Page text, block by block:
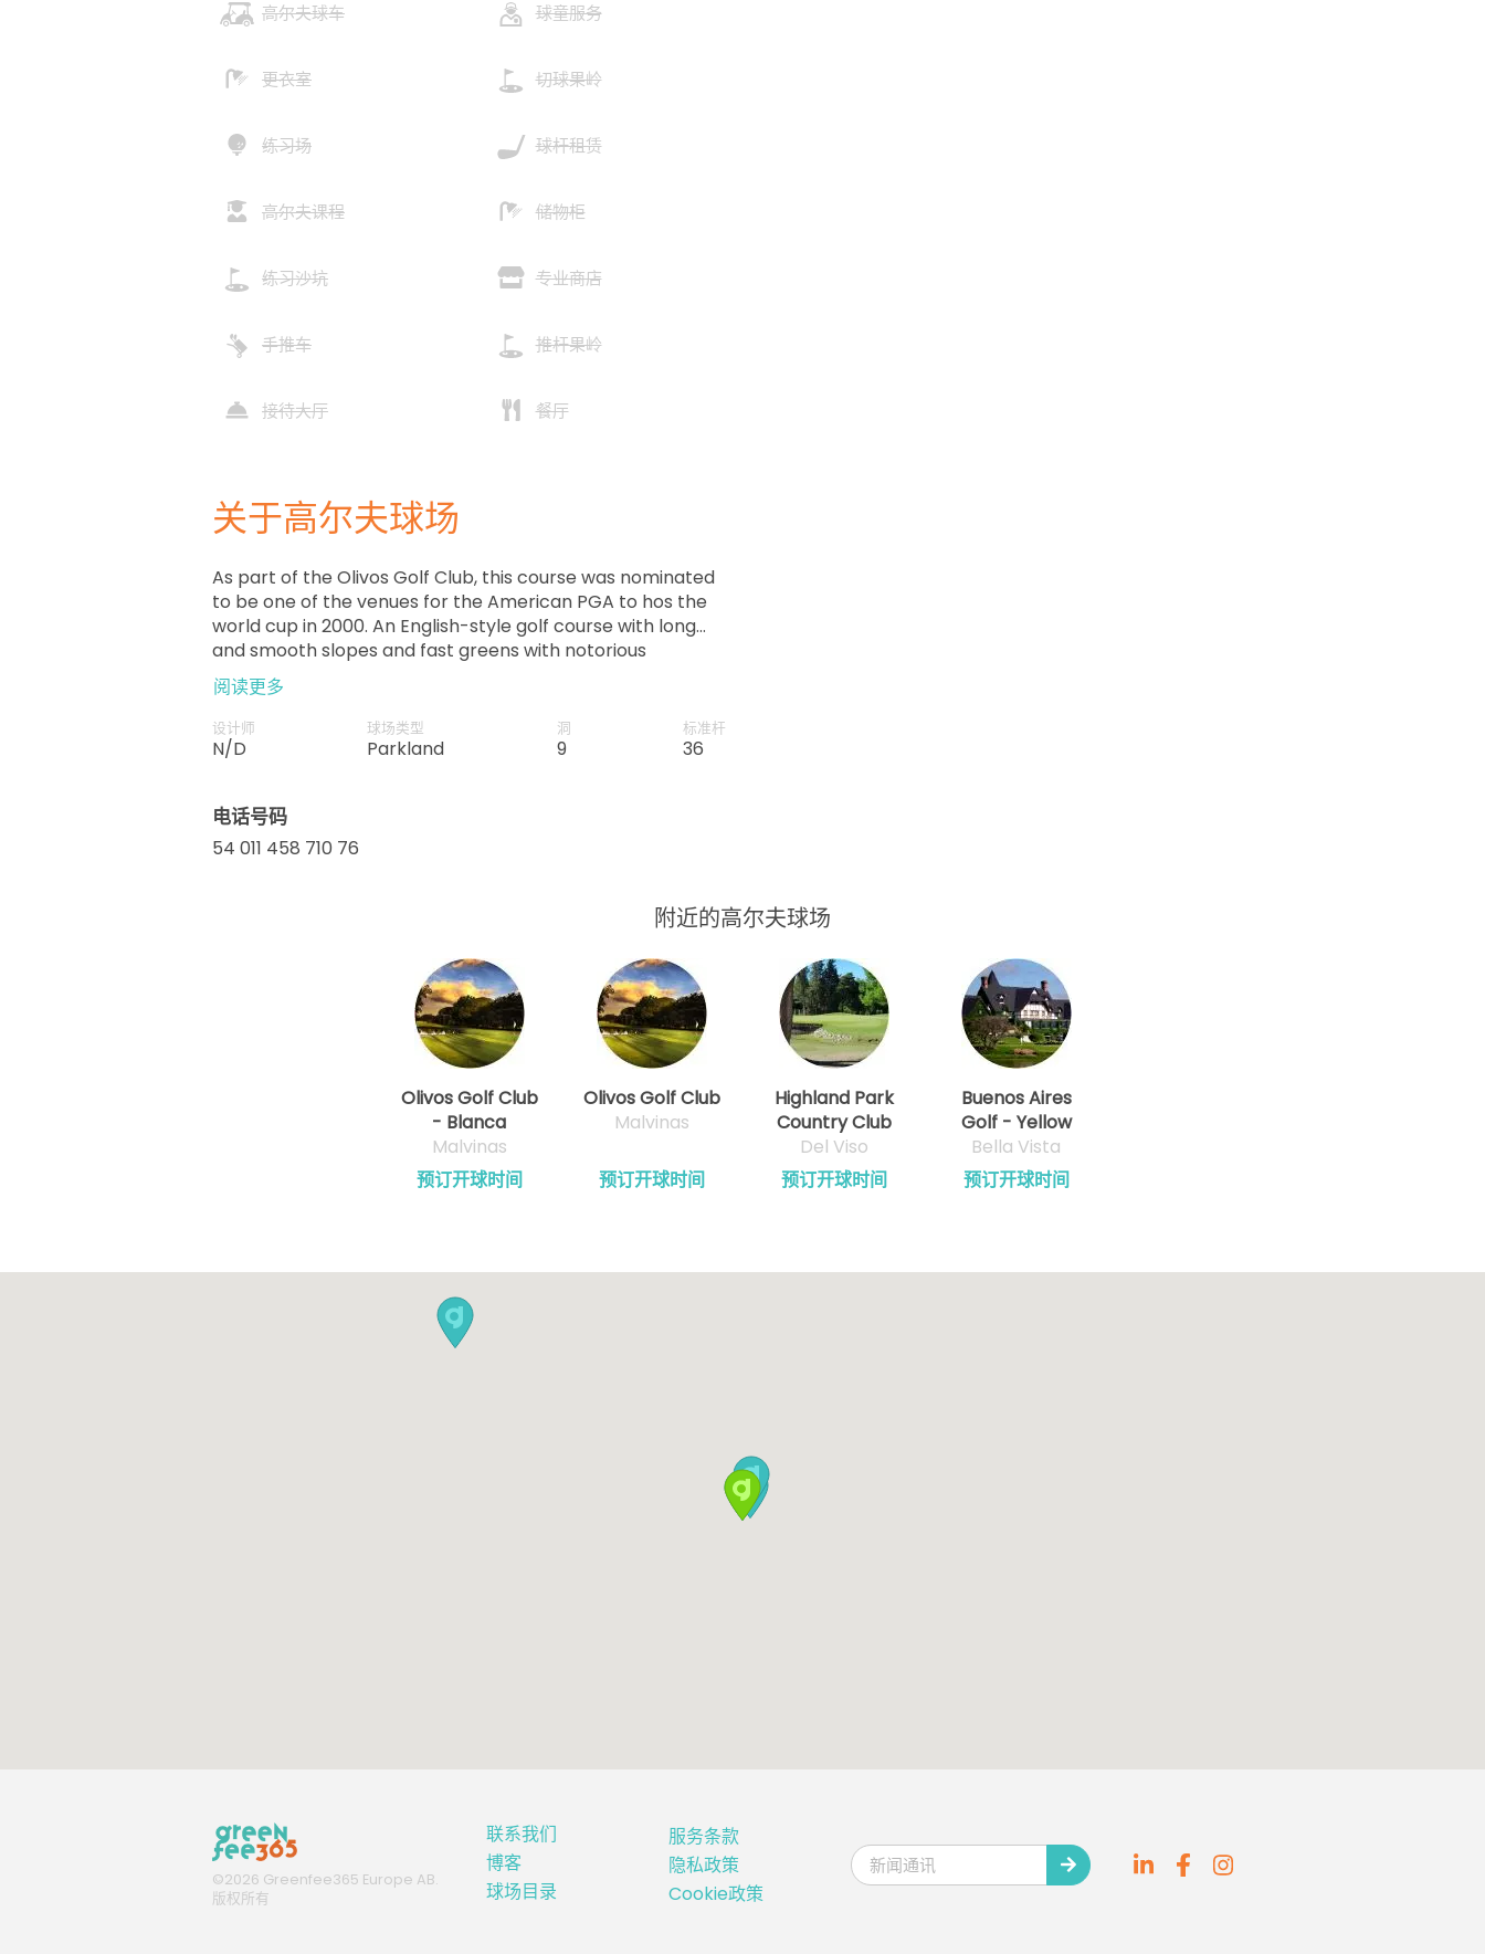
高尔夫球车 球童服务
更衣室 切球果岭
练习场 球杆租赁
高尔夫课程 储物柜
练习沙坑 专业商店
手推车 推杆果岭
接待大厅 餐厅
关于高尔夫球场
As part of the Olivos Golf Club, this course was nominated
to be one of the venues for the American PGA to hos the
world cup in 2000. An English-style golf course with long
and smooth slopes and fast greens with notorious
movement to increase the difficulty.
阅读更多
设计师
N/D
球场类型
Parkland
洞
9
标准杆
36
电话号码
54 011 458 710 76
附近的高尔夫球场
Olivos Golf Club
- Blanca
Malvinas
预订开球时间
Olivos Golf Club
Malvinas
预订开球时间
Highland Park
Country Club
Del Viso
预订开球时间
Buenos Aires
Golf - Yellow
Bella Vista
预订开球时间
©2026 Greenfee365 Europe AB.
版权所有
联系我们
博客
球场目录
服务条款
隐私政策
Cookie政策